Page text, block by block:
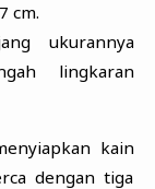
cm.
ukurannya
lingkaran
kain
dengan tiga